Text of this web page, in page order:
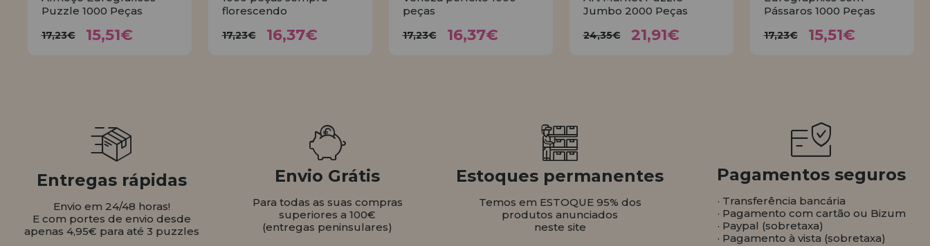
Puzzle 1000 Peças
17,23€ 15,51€
florescendo
17,23€ 16,37€
peças
17,23€ 16,37€
Jumbo 2000 Peças
24,35€ 21,91€
Pássaros 1000 Peças
17,23€ 15,51€
Entregas rápidas
Envio em 24/48 horas!
E com portes de envio desde
apenas 4,95€ para até 3 puzzles
Envio Grátis
Para todas as suas compras
superiores a 100€
(entregas peninsulares)
Estoques permanentes
Temos em ESTOQUE 95% dos
produtos anunciados
neste site
Pagamentos seguros
· Transferência bancária
· Pagamento com cartão ou Bizum
· Paypal (sobretaxa)
· Pagamento à vista (sobretaxa)